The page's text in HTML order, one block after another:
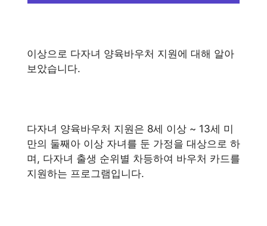
이상으로 다자녀 양육바우처 지원에 대해 알아
보았습니다.
다자녀 양육바우처 지원은 8세 이상 ~ 13세 미
만의 둘째아 이상 자녀를 둔 가정을 대상으로 하
며, 다자녀 출생 순위별 차등하여 바우처 카드를
지원하는 프로그램입니다.